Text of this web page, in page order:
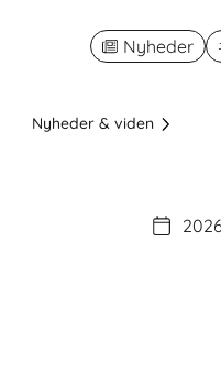
Nyheder
Nyheder & viden